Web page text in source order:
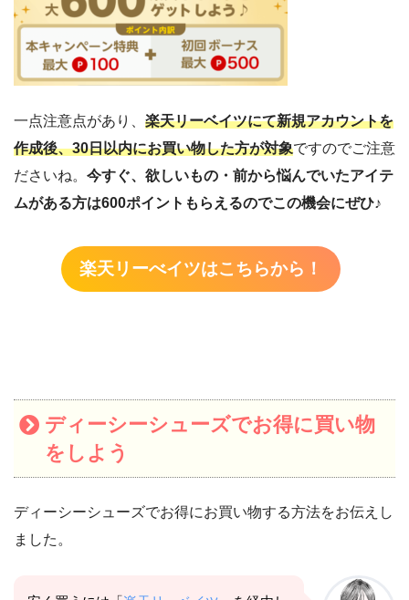
一点注意点があり、 楽天リーベイツにて新規アカウントを
作成後、30日以内にお買い物した方が対象ですのでご注意
ださいね。 今すぐ、欲しいもの・前から悩んでいたアイテ
ムがある方は600ポイントもらえるのでこの機会にぜひ♪
楽天リーべイツはこちらから！
ディーシーシューズでお得に買い物
をしよう
ディーシーシューズでお得にお買い物する方法をお伝えし
ました。